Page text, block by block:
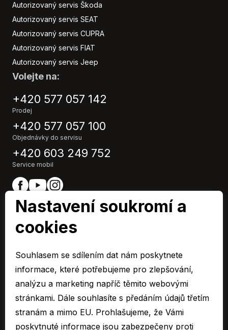
Společnost je zapsaná u Krajského soudu v Brně, oddíl C 10955
© 2026 Všechna práva vyhrazena.
Cookies
Ochrana osobních údajů – GDPR
Compliance
Autorizovaný servis Škoda
Autorizovaný servis SEAT
Autorizovaný servis CUPRA
Autorizovaný servis FIAT
Autorizovaný servis Jeep
Volejte na:
+420 577 057 142
Prodej
+420 577 057 100
Objednávky do servisu
+420 603 249 752
Service mobil
Nastavení soukromí a
cookies
Souhlasem se sdílením dat nám poskytnete
informace, které potřebujeme pro zlepšování,
analýzu a marketing napříč těmito webovými
stránkami. Dále souhlasíte s předáním údajů třetím
stranám a mimo EU. Prohlašujeme, že Vámi
poskytnuté informace jsou zabezpečeny proti